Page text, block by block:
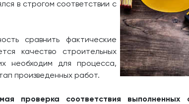
в строгом соответствии с
сравнить фактические
качество строительных
необходим для процесса,
произведенных работ.
проверка соответствия